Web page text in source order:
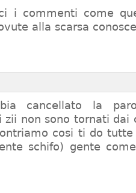
i commenti come
alla scarsa
cancellato la
zii non sono tornati dai
cosi ti do tutte
schifo) gente